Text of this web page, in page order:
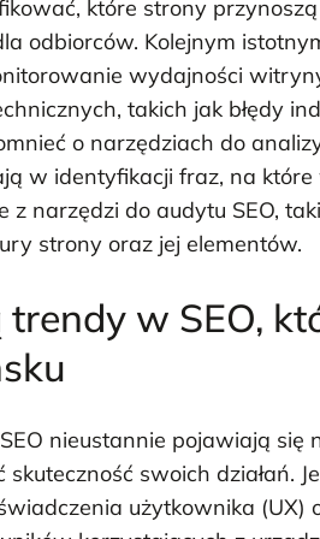
które strony
odbiorców. Kolejnym
wydajności
takich jak błędy
o narzędziach do
w identyfikacji fraz, na
z narzędzi do audytu SEO,
strony oraz jej elementów.
trendy w SEO,
nieustannie pojawiają się
swoich działań.
użytkownika (UX)